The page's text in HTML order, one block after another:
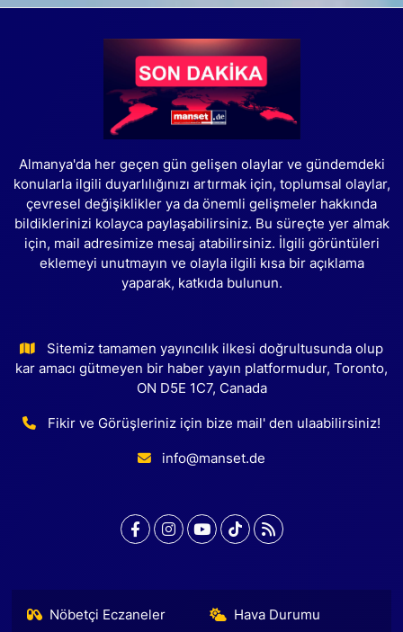
Almanya'da her geçen gün gelişen olaylar ve gündemdeki
konularla ilgili duyarlılığınızı artırmak için, toplumsal olaylar,
çevresel değişiklikler ya da önemli gelişmeler hakkında
bildiklerinizi kolayca paylaşabilirsiniz. Bu süreçte yer almak
için, mail adresimize mesaj atabilirsiniz. İlgili görüntüleri
eklemeyi unutmayın ve olayla ilgili kısa bir açıklama
yaparak, katkıda bulunun.
Sitemiz tamamen yayıncılık ilkesi doğrultusunda olup
kar amacı gütmeyen bir haber yayın platformudur, Toronto,
ON D5E 1C7, Canada
Fikir ve Görüşleriniz için bize mail' den ulaabilirsiniz!
info@manset.de
Nöbetçi Eczaneler Hava Durumu